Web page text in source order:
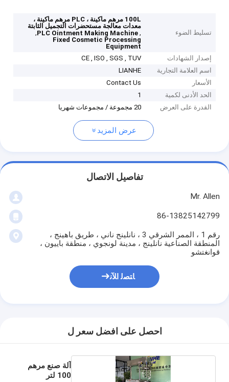
تسليط الضوء
100L مرهم ماكينة ، PLC مرهم ماكينة ،
معدات معالجة مستحضرات التجميل الثابتة
,
PLC Ointment Making Machine
,
Fixed Cosmetic Processing
Equipment
إصدار الشهادات
CE , ISO , SGS , TUV
اسم العلامة التجارية
LIANHE
الأسعار
Contact Us
الحد الأدنى لكمية
1
القدرة على العرض
20 مجموعة / مجموعات شهريا
عرض المزيد
تفاصيل الاتصال
Mr. Allen
86-13825142799
رقم 1 ، الممر الشرقي 3 ، نانلينج ناني ، طريق باهينج ،
المنطقة الصناعية نانلينج ، مدينة لونجوي ، منطقة باييون ،
قوانغتشو
ﺎﺘﺼﻟ ﺍﻶﻧ
احصل على افضل سعر ل
آلة صنع مرهم
100 لتر